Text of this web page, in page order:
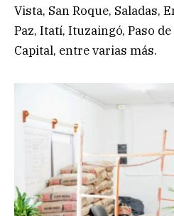
Vista, San Roque, Saladas,
Paz, Itatí, Ituzaingó, Paso
Capital, entre varias más.